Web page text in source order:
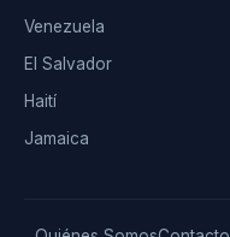
Venezuela
El Salvador
Haití
Jamaica